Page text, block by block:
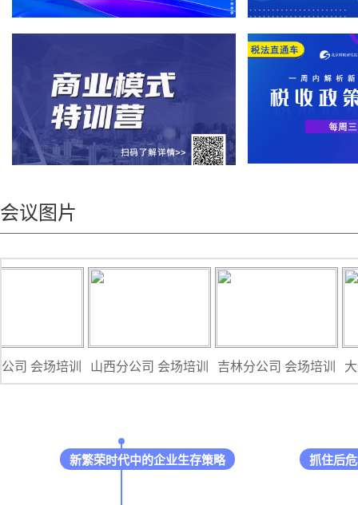
会议图片
司 会场培训 山西分公司 会场培训 吉林分公司 会场培训 大
新繁荣时代中的企业生存策略 抓住后危